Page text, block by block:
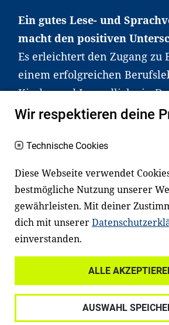
Ein gutes Lese- und
macht den positiven
Es erleichtert den Zugang zu
einem erfolgreichen
Kinder und Jugendliche in
haben aber große
an Familien sowie an
Lehrer*innen und andere
Fachexpert*innen. Dafür
mit Ministerien,
Einrichtungen, Verbänden,
und anderen Stiftungen
Datenschutz
Wir respektieren deine
Technische Cookies
Diese Webseite verwendet
bestmögliche Nutzung unserer
gewährleisten. Mit deiner
dich mit unserer
einverstanden.
ALLE
AUSWAHL